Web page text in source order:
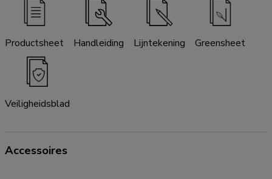
Productsheet Handleiding Lijntekening Greensheet
Veiligheidsblad
Accessoires